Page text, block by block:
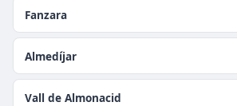
Fanzara
Almedíjar
Vall de Almonacid